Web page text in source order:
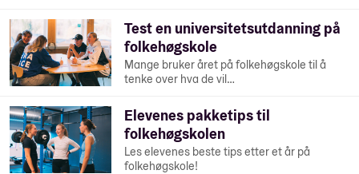
Test en universitetsutdanning på
folkehøgskole
Mange bruker året på folkehøgskole til å
tenke over hva de vil…
Elevenes pakketips til
folkehøgskolen
Les elevenes beste tips etter et år på
folkehøgskole!